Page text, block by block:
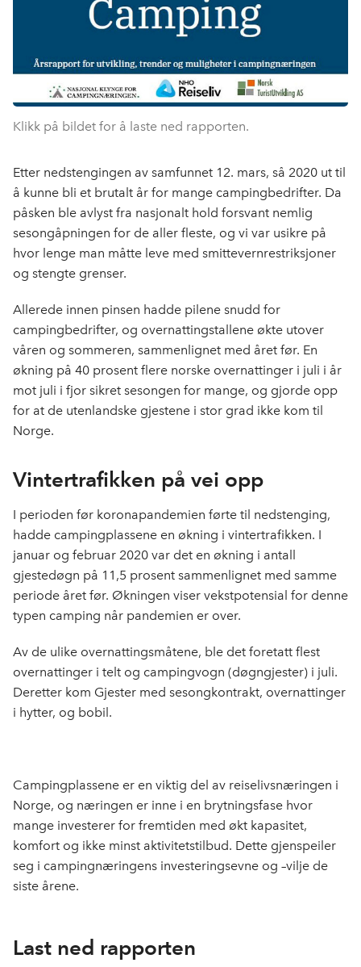
Klikk på bildet for å laste ned rapporten.
Etter nedstengingen av samfunnet 12. mars, så 2020 ut til
å kunne bli et brutalt år for mange campingbedrifter. Da
påsken ble avlyst fra nasjonalt hold forsvant nemlig
sesongåpningen for de aller fleste, og vi var usikre på
hvor lenge man måtte leve med smittevernrestriksjoner
og stengte grenser.
Allerede innen pinsen hadde pilene snudd for
campingbedrifter, og overnattingstallene økte utover
våren og sommeren, sammenlignet med året før. En
økning på 40 prosent flere norske overnattinger i juli i år
mot juli i fjor sikret sesongen for mange, og gjorde opp
for at de utenlandske gjestene i stor grad ikke kom til
Norge.
Vintertrafikken på vei opp
I perioden før koronapandemien førte til nedstenging,
hadde campingplassene en økning i vintertrafikken. I
januar og februar 2020 var det en økning i antall
gjestedøgn på 11,5 prosent sammenlignet med samme
periode året før. Økningen viser vekstpotensial for denne
typen camping når pandemien er over.
Av de ulike overnattingsmåtene, ble det foretatt flest
overnattinger i telt og campingvogn (døgngjester) i juli.
Deretter kom Gjester med sesongkontrakt, overnattinger
i hytter, og bobil.
Campingplassene er en viktig del av reiselivsnæringen i
Norge, og næringen er inne i en brytningsfase hvor
mange investerer for fremtiden med økt kapasitet,
komfort og ikke minst aktivitetstilbud. Dette gjenspeiler
seg i campingnæringens investeringsevne og –vilje de
siste årene.
Last ned rapporten